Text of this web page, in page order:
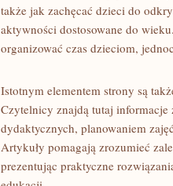
także jak zachęcać dzieci do
aktywności dostosowane do
organizować czas dzieciom,
Istotnym elementem strony są
Czytelnicy znajdą tutaj informacje
dydaktycznych, planowaniem
Artykuły pomagają zrozumieć
prezentując praktyczne